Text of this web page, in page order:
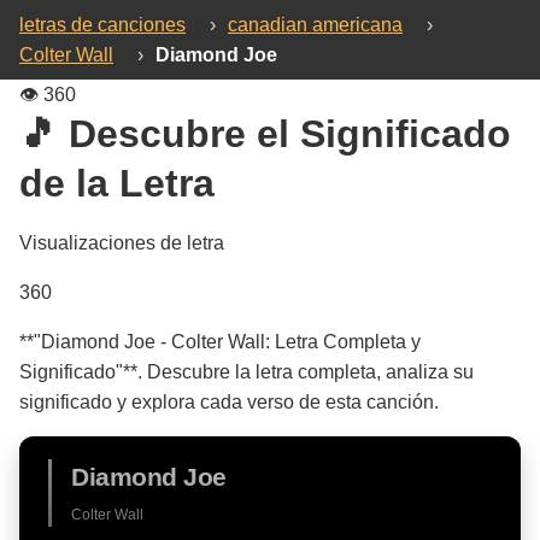
letras de canciones › canadian americana
›
Colter Wall
›
Diamond Joe
👁️ 360
🎵 Descubre el Significado
de la Letra
Visualizaciones de letra
360
**"Diamond Joe - Colter Wall: Letra Completa y
Significado"**. Descubre la letra completa, analiza su
significado y explora cada verso de esta canción.
Diamond Joe
Colter Wall